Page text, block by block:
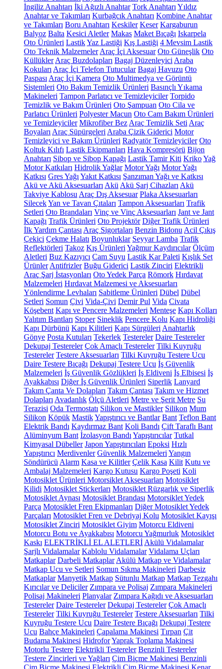
İngiliz Anahtarı İki Ağızlı Anahtar Tork Anahtarı Yıldız
Anahtar ve Takımları Kurbağcık Anahtarı Kombine Anahtar
ve Takımları Boru Anahtarı Keskiler Keser Kargaburun
Balyoz Balta Kesici Aletler Makas Maket Bıçağı Iskarpela
Oto Ürünleri LastikYaz Lastiği Kış Lastiği 4 Mevsim Lastik
Oto Teknik Malzemeler Araç İçi Aksesuar Oto Güneşlik Oto
Küllükler Araç Buzdolapları Bagaj Düzenleyici Araba
Kokuları Araç İçi Telefon Tutucular Bagaj Havuzu Oto
Paspası Araç İçi Kamera Oto Multimedya ve Görüntü
Sistemleri Oto Bakım Temizlik Ürünleri Basınçlı Yıkama
Makineleri Tampon Parlatıcı ve Temizleyiciler Torpido
Temizlik ve Bakım Ürünleri Oto Şampuan Oto Cila ve
Parlatıcı Ürünleri Polyester Macun Oto Cam Bakım Ürünleri
ve Temizleyiciler Mikrofiber Bez Araç Temizlik Seti Araç
Boyaları Araç Süpürgeleri Araba Çizik Giderici Motor
Temizleyici ve Bakım Ürünleri Radyatör Temizleyiciler Oto
Koltuk Kılıfı Lastik Ekipmanları Hava Kompresörü Bijon
Anahtarı Sibop ve Sibop Kapağı Lastik Tamir Kiti KrikoYağ
Motor Katkıları Hidrolik Yağlar Motor Yağı Motor Yağı
Katkısı Gres Yağı Yakıt Katkısı Şanzıman Yağı ve Katkısı
Akü ve Akü Aksesuarları Akü Akü Şarj Cihazları Akü
Takviye Kablosu Araç Dış Aksesuar Plaka Aksesuarları
SilecekYan ve Tavan Çıtaları Tampon Aksesuarları Trafik
Setleri Oto Brandaları Vinç ve Vinç Aksesuarları Jant ve Jant
Kapağı Trafik Ürünleri Oto Projektör Diğer Trafik Ürünleri
İlk Yardım Çantası Araç Sigortaları Benzin Bidonu Acil Çıkış
Çekici Çekme Halatı Boyunluklar Seyyar Lamba Trafik
Reflektörleri Takoz Kış Ürünleri Yağmur Kaydırıcılar Ölçüm
Aletleri Buz Kazıyıcı Cam Suyu Lastik Kar Paleti Kışlık Set
Ürünler Antifrizler Buğu Giderici Lastik Zinciri Elektrikli
Araç Şarj İstasyonları Oto Yedek Parça Römork Hırdavat
Malzemeleri Hırdavat Malzemesi ve Aksesuarları
Yönlendirme Levhaları Sabitleme Ürünleri Dübel Dübel
Setleri Somun Çivi Vida-Çivi Demir Pul Vida Civata
Köşebent Kapı ve Pencere Malzemeleri Menteşe Kapı Kolları
Yalıtım Bantları Stoper Sineklik Pencere Kolu Kapı Hidroliği
Kapı Dürbünü Kapı Kilitleri Kapı Sürgüleri Anahtarlık
Gönye Posta Kutuları Tekerlek Testereler Daire Testereler
Dekupaj Testereler Çok Amaçlı Testereler Tilki Kuyruğu
Testereler Testere Aksesuarları Tilki Kuyruğu Testere Ucu
Daire Testere Bıçağı Dekupaj Testere Ucu İş Güvenlik
Malzemeleri İş Güvenlik Gözlükleri İş Eldiveni İş Elbisesi İş
Ayakkabısı Diğer İş Güvenlik Ürünleri Siperlik Lanyard
Takım Çanta Ve Dolapları Takım Çantası Takım ve Hizmet
Dolapları Avadanlık Ölçü Aletleri Metre ve Şerit Metre Su
Terazisi Oda Termostatı Silikon ve Mastikler Silikon Mum
Silikon Köpük MastikYapıştırıcı ve Bantlar Bant Teflon Bant
Elektrik Bandı Kaydırmaz Bant Koli Bandı Çift Taraflı Bant
Alüminyum Bant İzolasyon Bandı Yapıştırıcılar Tutkal
Kimyasal Dübeller Japon Yapıştırıcıları Epoksi Hızlı
Yapıştırıcı Merdivenler Güvenlik Malzemeleri Yangın
Söndürücü Alarm Kasa ve Kilitler Çelik Kasa Kilit Kutu ve
Ambalaj Malzemeleri Kargo Kutusu Kargo Poşeti Koli
Motosiklet Ürünleri Motorsiklet Aksesuarları Motosiklet
Kilidi Motosiklet Stickerları Motosiklet Rüzgarlık ve Siperlik
Motosiklet Aynası Motosiklet Brandası Motorsiklet Yedek
Parça Motosiklet Fren Ekipmanları Diğer Motosiklet Yedek
Parçaları Motosiklet Fren ve Debriyaj Kolu Motosiklet Kayışı
Motosiklet Zinciri Motosiklet Giyim Motorcu Eldiveni
Motorcu Botu ve Ayakkabısı Motorcu Yağmurluk Motosiklet
Kaskı ELEKTRİKLİ EL ALETLERİ Akülü Vidalamalar
Şarjlı Vidalamalar Kablolu Vidalamalar Vidalama Uçları
Matkaplar Darbeli Matkaplar Akülü Matkap ve Vidalamalar
Matkap Ucu ve Setleri Somun Sıkma Makineleri Darbesiz
Matkaplar Manyetik Matkap Sütunlu Matkap Matkap Tezgahı
Kırıcılar ve Deliciler Zımpara ve Polisaj Zımpara Makineleri
Polisaj Makineleri Planyalar Zımpara Kağıdı ve Aksesuarları
Testereler Daire Testereler Dekupaj Testereler Çok Amaçlı
Testereler Tilki Kuyruğu Testereler Testere Aksesuarları Tilki
Kuyruğu Testere Ucu Daire Testere Bıçağı Dekupaj Testere
Ucu Bahçe Makineleri Çapalama Makinesi Tırpan Çit
Budama Makinesi HidroforYaprak Toplama Makinesi
Motorlu Testere Elektrikli Testereler Benzinli Testereler
Testere Zincirleri ve Yağları Çim Biçme Makinesi Benzinli
Çim Biçme Makinesi Elektrikli Çim Biçme Makinesi Kenar